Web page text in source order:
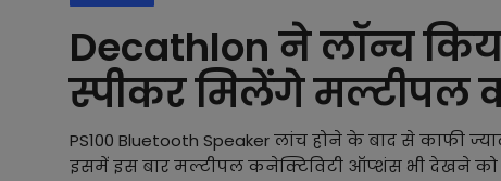
मनोरंजन
Decathlon ने लॉन्च
स्पीकर मिलेंगे मल्टीपल
PS100 Bluetooth Speaker लांच होने के बाद से काफी
इसमें इस बार मल्टीपल कनेक्टिविटी ऑप्शंस भी देखने को